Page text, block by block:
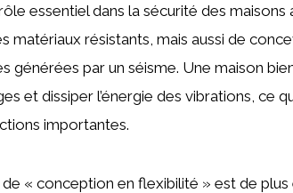
essentiel dans la sécurité des maisons
matériaux résistants, mais aussi de
générées par un séisme. Une maison
et dissiper l’énergie des vibrations, ce
importantes.
« conception en flexibilité » est de plus